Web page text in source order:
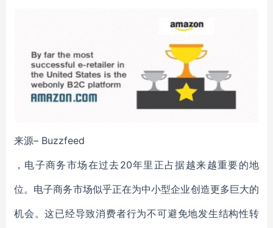
来源– Buzzfeed
，电子商务市场在过去20年里正占据越来越重要的地
位。电子商务市场似乎正在为中小型企业创造更多巨大的
机会。这已经导致消费者行为不可避免地发生结构性转